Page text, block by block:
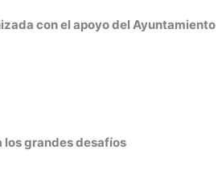
con el apoyo del Ayuntamiento
los grandes desafíos